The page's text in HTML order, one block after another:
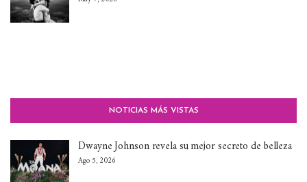
NOTICIAS MÁS VISTAS
Dwayne Johnson revela su mejor secreto de belleza
Ago 5, 2026